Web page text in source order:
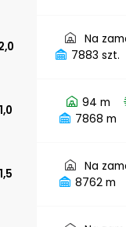
Na
7883 szt.
94 m
7868 m
Na
8762 m